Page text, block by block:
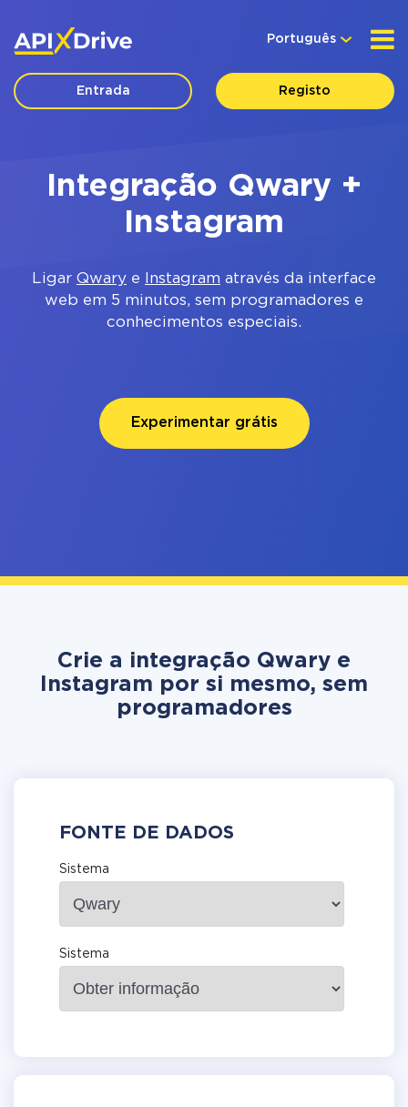
Português
Entrada Registo
Integração Qwary +
Instagram
Ligar Qwary e Instagram através da interface
web em 5 minutos, sem programadores e
conhecimentos especiais.
Experimentar grátis
Crie a integração Qwary e
Instagram por si mesmo, sem
programadores
FONTE DE DADOS
Sistema
Sistema